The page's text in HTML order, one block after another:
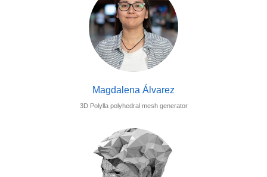
Magdalena Álvarez
3D Polylla polyhedral mesh generator